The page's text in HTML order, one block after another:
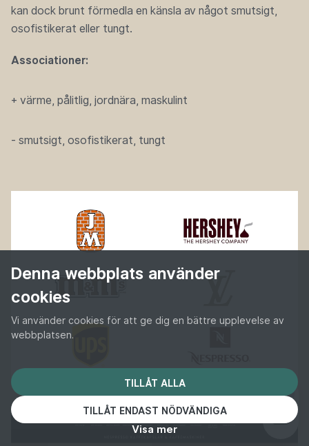
Denna webbplats använder
cookies
Vi använder cookies för att ge dig en bättre upplevelse av
webbplatsen.
TILLÅT ALLA
TILLÅT ENDAST NÖDVÄNDIGA
Visa mer
kan dock brunt förmedla en känsla av något smutsigt,
osofistikerat eller tungt.
Associationer:
+ värme, pålitlig, jordnära, maskulint
- smutsigt, osofistikerat, tungt